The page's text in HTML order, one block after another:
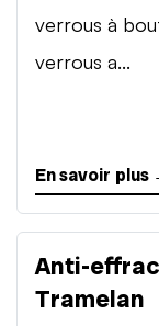
verrous à
verrous a...
En savoir plus
Anti-
Tramelan